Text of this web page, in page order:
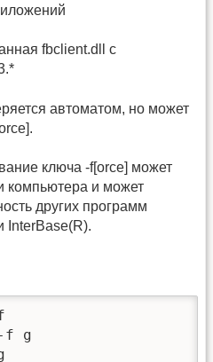
fbclient.dll с
автоматом, но может
ключа -f[orce] может
компьютера и может
других программ
InterBase(R).
f g